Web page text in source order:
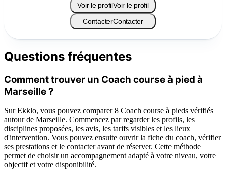
Voir le profilVoir le profil
ContacterContacter
Questions fréquentes
Comment trouver un Coach course à pied à
Marseille ?
Sur Ekklo, vous pouvez comparer 8 Coach course à pieds vérifiés
autour de Marseille. Commencez par regarder les profils, les
disciplines proposées, les avis, les tarifs visibles et les lieux
d'intervention. Vous pouvez ensuite ouvrir la fiche du coach, vérifier
ses prestations et le contacter avant de réserver. Cette méthode
permet de choisir un accompagnement adapté à votre niveau, votre
objectif et votre disponibilité.